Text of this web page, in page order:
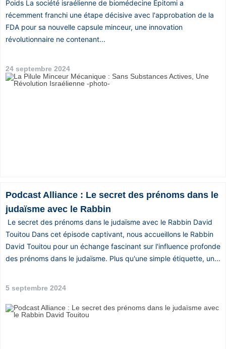
Poids La société israélienne de biomédecine Epitomi a
récemment franchi une étape décisive avec l'approbation de la
FDA pour sa nouvelle capsule minceur, une innovation
révolutionnaire ne contenant...
24 septembre 2024
Podcast Alliance : Le secret des prénoms dans le
judaïsme avec le Rabbin
Le secret des prénoms dans le judaïsme avec le Rabbin David
Touitou Dans cet épisode captivant, nous accueillons le Rabbin
David Touitou pour un échange fascinant sur l'influence profonde
des prénoms dans le judaïsme. Plus qu'une simple étiquette, un...
5 septembre 2024